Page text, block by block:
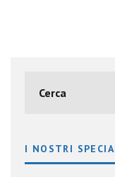
I NOSTRI